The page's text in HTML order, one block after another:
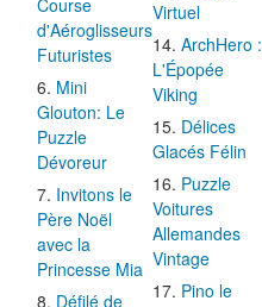
d'Aéroglisseurs
Futuristes
Mini
Glouton: Le
Puzzle
Dévoreur
Invitons le
Père Noël
avec la
Princesse Mia
Défilé de
Virtuel
ArchHero :
L'Épopée
Viking
Délices
Glacés Félin
Puzzle
Voitures
Allemandes
Vintage
Pino le